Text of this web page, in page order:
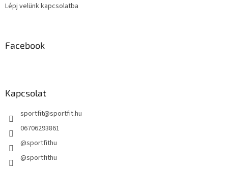
Lépj velünk kapcsolatba
Facebook
Kapcsolat
sportfit@sportfit.hu
06706293861
@sportfithu
@sportfithu